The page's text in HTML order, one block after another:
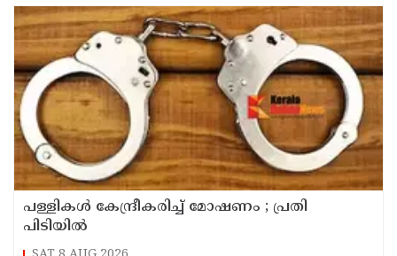
പള്ളികള്‍ കേന്ദ്രീകരിച്ച് മോഷണം ; പ്രതി
പിടിയില്‍